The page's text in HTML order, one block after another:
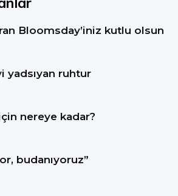
Bloomsday’iniz kutlu olsun
yadsıyan ruhtur
nereye kadar?
budanıyoruz”